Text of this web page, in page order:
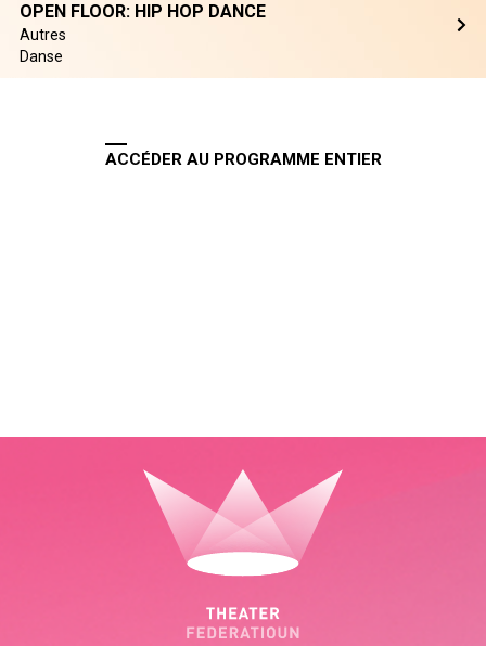
OPEN FLOOR: HIP HOP DANCE
Autres
Danse
ACCÉDER AU PROGRAMME ENTIER